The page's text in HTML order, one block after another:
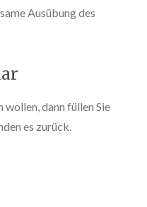
Ausübung des
dann füllen Sie
es zurück.